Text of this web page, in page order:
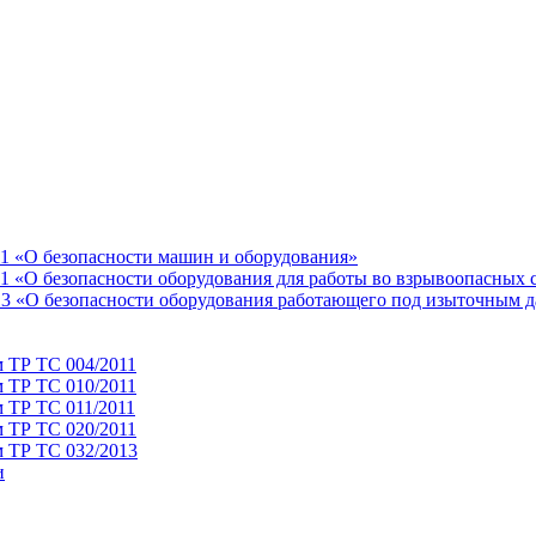
«О безопасности машин и оборудования»
безопасности оборудования для работы во взрывоопасных
«О безопасности оборудования работающего под изыточным
ТР ТС 004/2011
ТР ТС 010/2011
ТР ТС 011/2011
ТР ТС 020/2011
ТР ТС 032/2013